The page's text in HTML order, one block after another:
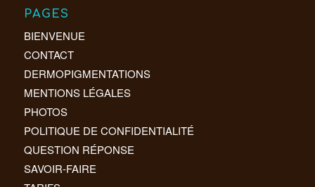
PAGES
BIENVENUE
CONTACT
DERMOPIGMENTATIONS
MENTIONS LÉGALES
PHOTOS
POLITIQUE DE CONFIDENTIALITÉ
QUESTION RÉPONSE
SAVOIR-FAIRE